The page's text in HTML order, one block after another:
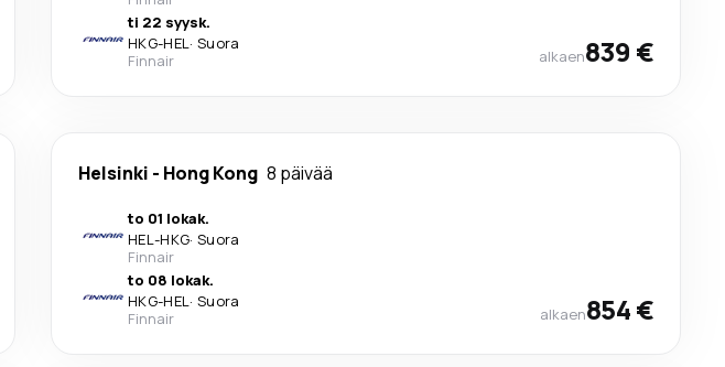
ti 22 syysk.
HKG-HEL· Suora
Finnair
alkaen839 €
Helsinki - Hong Kong 8 päivää
to 01 lokak.
HEL-HKG· Suora
Finnair
to 08 lokak.
HKG-HEL· Suora
Finnair
alkaen854 €